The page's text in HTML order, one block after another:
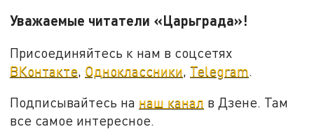
Уважаемые читатели «Царьграда»!
Присоединяйтесь к нам в соцсетях
ВКонтакте Одноклассники Telegram
Подписывайтесь на наш канал в Дзене. Там
все самое интересное.